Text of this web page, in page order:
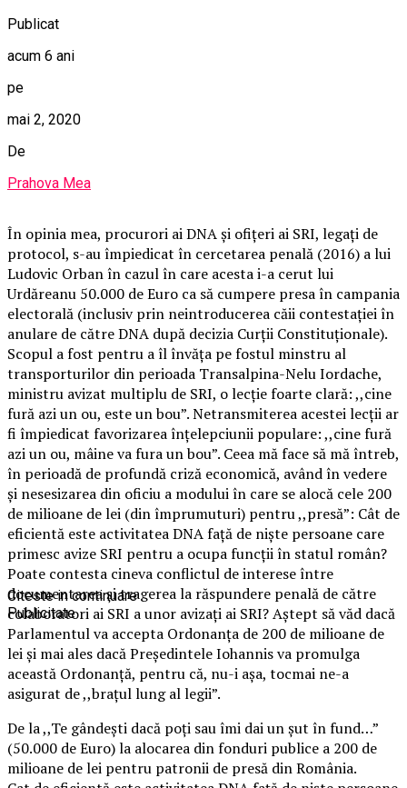
Publicat
acum 6 ani
pe
mai 2, 2020
De
Prahova Mea
În opinia mea, procurori ai DNA și ofițeri ai SRI, legați de
protocol, s-au împiedicat în cercetarea penală (2016) a lui
Ludovic Orban în cazul în care acesta i-a cerut lui
Urdăreanu 50.000 de Euro ca să cumpere presa în campania
electorală (inclusiv prin neintroducerea căii contestației în
anulare de către DNA după decizia Curții Constituționale).
Scopul a fost pentru a îl învăța pe fostul minstru al
transporturilor din perioada Transalpina-Nelu Iordache,
ministru avizat multiplu de SRI, o lecție foarte clară: ,,cine
fură azi un ou, este un bou”. Netransmiterea acestei lecții ar
fi împiedicat favorizarea înțelepciunii populare: ,,cine fură
azi un ou, mâine va fura un bou”. Ceea mă face să mă întreb,
în perioadă de profundă criză economică, având în vedere
și nesesizarea din oficiu a modului în care se alocă cele 200
de milioane de lei (din împrumuturi) pentru ,,presă”: Cât de
eficientă este activitatea DNA față de niște persoane care
primesc avize SRI pentru a ocupa funcții în statul român?
Poate contesta cineva conflictul de interese între
documentarea și tragerea la răspundere penală de către
colaboratori ai SRI a unor avizați ai SRI? Aștept să văd dacă
Parlamentul va accepta Ordonanța de 200 de milioane de
lei și mai ales dacă Președintele Iohannis va promulga
această Ordonanță, pentru că, nu-i așa, tocmai ne-a
asigurat de ,,brațul lung al legii”.
De la ,,Te gândești dacă poți sau îmi dai un șut în fund…”
(50.000 de Euro) la alocarea din fonduri publice a 200 de
milioane de lei pentru patronii de presă din România.
Citeste in continuare
Publicitate